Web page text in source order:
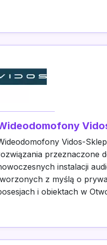
Vidos-
przeznaczone
instalacji
z myślą o
i obiektach w